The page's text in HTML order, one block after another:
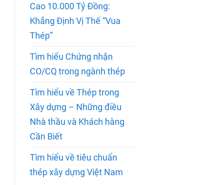
Cao 10.000 Tỷ Đồng:
Khẳng Định Vị Thế “Vua
Thép”
Tìm hiểu Chứng nhận
CO/CQ trong ngành thép
Tìm hiểu về Thép trong
Xây dựng – Những điều
Nhà thầu và Khách hàng
Cần Biết
Tìm hiểu về tiêu chuẩn
thép xây dựng Việt Nam